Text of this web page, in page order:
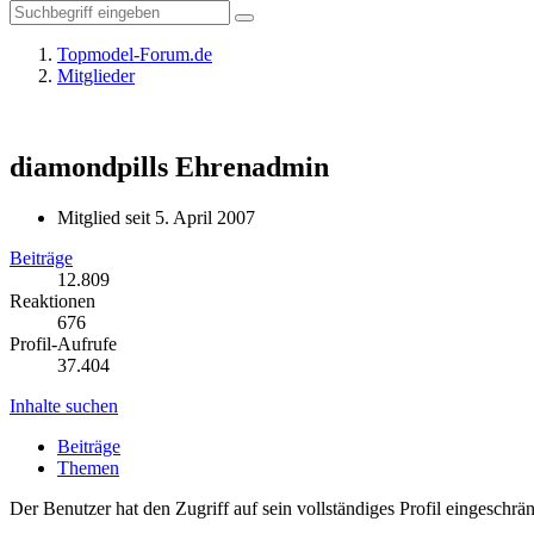
Topmodel-Forum.de
Mitglieder
diamondpills Ehrenadmin
Mitglied seit 5. April 2007
Beiträge
12.809
Reaktionen
676
Profil-Aufrufe
37.404
Inhalte suchen
Beiträge
Themen
Der Benutzer hat den Zugriff auf sein vollständiges Profil